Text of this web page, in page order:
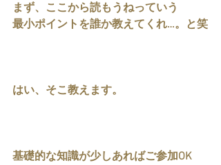
まず、ここから読もうねっていう
最小ポイントを誰か教えてくれ…。と笑
はい、そこ教えます。
基礎的な知識が少しあればご参加OK